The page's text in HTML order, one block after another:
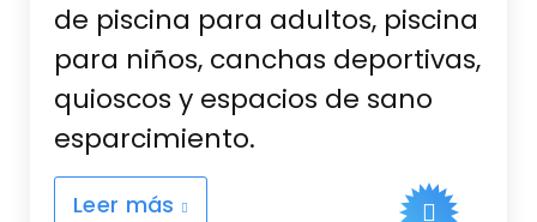
de piscina para adultos, piscina
para niños, canchas deportivas,
quioscos y espacios de sano
esparcimiento.
Leer más